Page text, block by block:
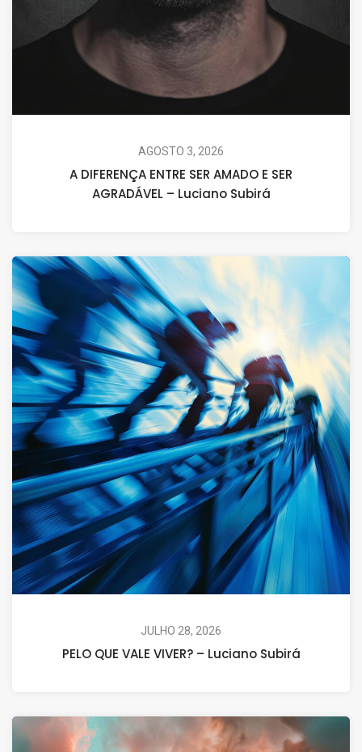
AGOSTO 3, 2026
A DIFERENÇA ENTRE SER AMADO E SER
AGRADÁVEL – Luciano Subirá
JULHO 28, 2026
PELO QUE VALE VIVER? – Luciano Subirá